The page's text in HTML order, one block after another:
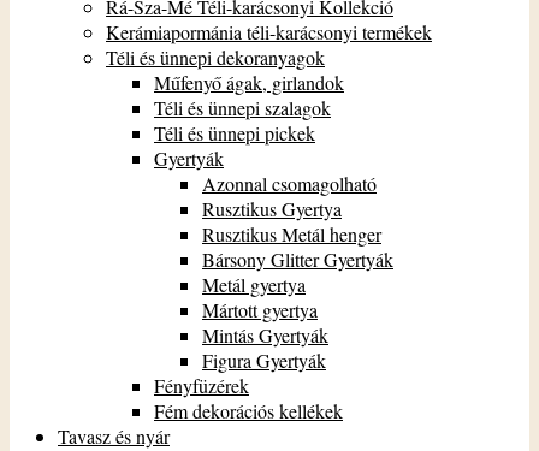
Rá-Sza-Mé Téli-karácsonyi Kollekció
Kerámiapormánia téli-karácsonyi termékek
Téli és ünnepi dekoranyagok
Műfenyő ágak, girlandok
Téli és ünnepi szalagok
Téli és ünnepi pickek
Gyertyák
Azonnal csomagolható
Rusztikus Gyertya
Rusztikus Metál henger
Bársony Glitter Gyertyák
Metál gyertya
Mártott gyertya
Mintás Gyertyák
Figura Gyertyák
Fényfüzérek
Fém dekorációs kellékek
Tavasz és nyár